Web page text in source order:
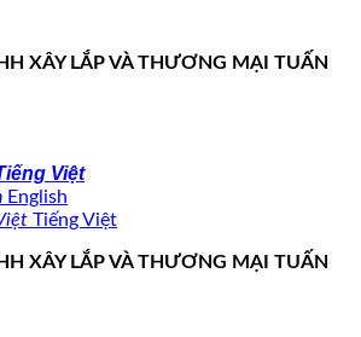
XÂY LẮP VÀ THƯƠNG MẠI TUẤN
English
Tiếng Việt
XÂY LẮP VÀ THƯƠNG MẠI TUẤN